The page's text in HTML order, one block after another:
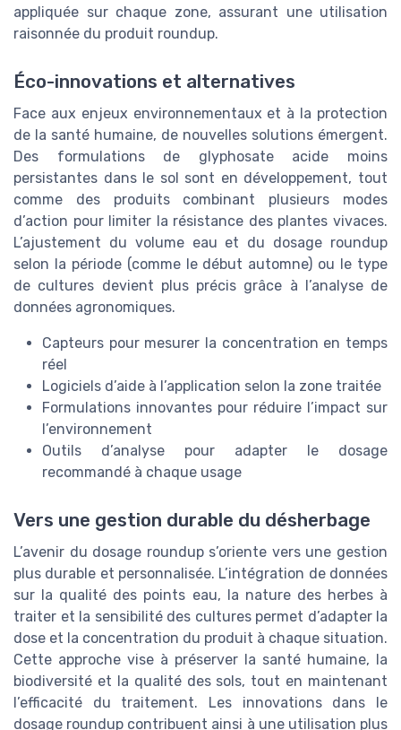
appliquée sur chaque zone, assurant une utilisation
raisonnée du produit roundup.
Éco-innovations et alternatives
Face aux enjeux environnementaux et à la protection
de la santé humaine, de nouvelles solutions émergent.
Des formulations de glyphosate acide moins
persistantes dans le sol sont en développement, tout
comme des produits combinant plusieurs modes
d’action pour limiter la résistance des plantes vivaces.
L’ajustement du volume eau et du dosage roundup
selon la période (comme le début automne) ou le type
de cultures devient plus précis grâce à l’analyse de
données agronomiques.
Capteurs pour mesurer la concentration en temps
réel
Logiciels d’aide à l’application selon la zone traitée
Formulations innovantes pour réduire l’impact sur
l’environnement
Outils d’analyse pour adapter le dosage
recommandé à chaque usage
Vers une gestion durable du désherbage
L’avenir du dosage roundup s’oriente vers une gestion
plus durable et personnalisée. L’intégration de données
sur la qualité des points eau, la nature des herbes à
traiter et la sensibilité des cultures permet d’adapter la
dose et la concentration du produit à chaque situation.
Cette approche vise à préserver la santé humaine, la
biodiversité et la qualité des sols, tout en maintenant
l’efficacité du traitement. Les innovations dans le
dosage roundup contribuent ainsi à une utilisation plus